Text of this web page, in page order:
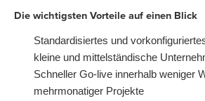
Die wichtigsten Vorteile auf einen Blick
Standardisiertes und
kleine und mittelständische
Schneller Go-live innerhalb weniger
mehrmonatiger Projekte